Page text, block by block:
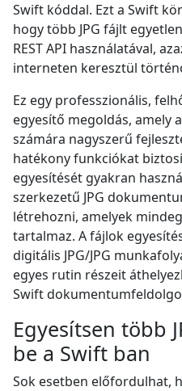
Swift kóddal. Ezt a Swift
hogy több JPG fájlt
REST API használatával,
interneten keresztül
Ez egy professzionális,
egyesítő megoldás, amely
számára nagyszerű
hatékony funkciókat
egyesítését gyakran
szerkezetű JPG
létrehozni, amelyek
tartalmaz. A fájlok
digitális JPG/JPG
egyes rutin részeit
Swift
Egyesítsen több
be a Swift ban
Sok esetben előfordulhat,